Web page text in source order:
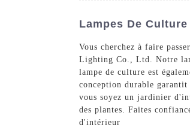
Lampes De
Vous cherchez à faire
Lighting Co., Ltd. Notre
lampe de culture est
conception durable
vous soyez un jardinier
des plantes. Faites
d'intérieur